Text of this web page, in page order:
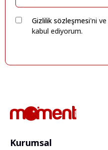
Gizlilik sözleşmesi'ni ve
kabul ediyorum.
Kurumsal